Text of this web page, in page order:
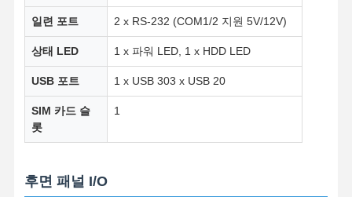
일련 포트 2 x RS-232 (COM1/2 지원 5V/12V)
상태 LED 1 x 파워 LED, 1 x HDD LED
USB 포트 1 x USB 303 x USB 20
SIM 카드 슬
롯
1
후면 패널 I/O